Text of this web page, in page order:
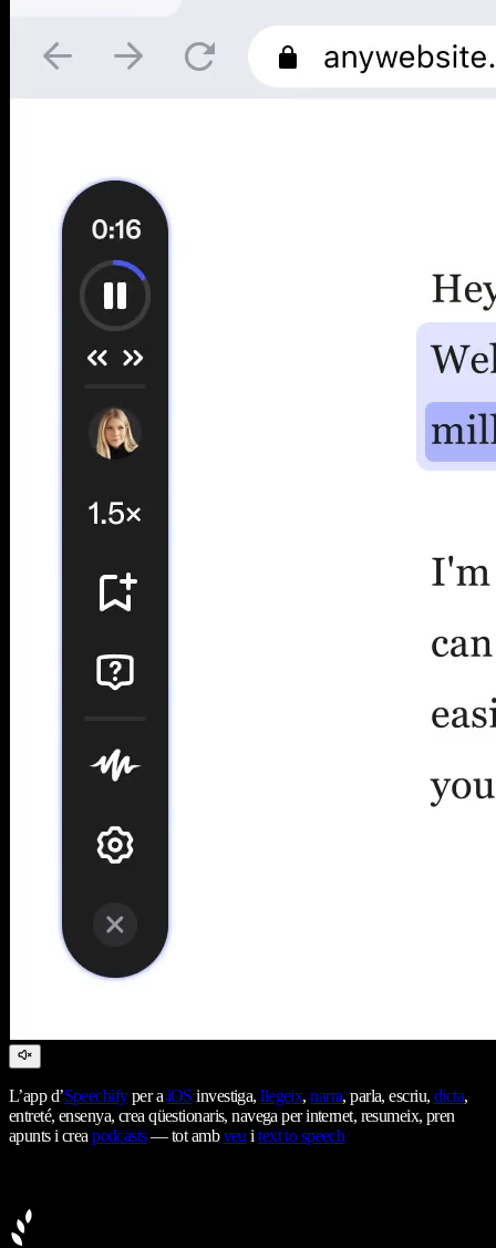
L’app d’Speechifyper aiOS investiga,llegeix,narra, parla, escriu, dicta,
entreté, ensenya, crea qüestionaris, navega per internet, resumeix, pren
apunts i creapodcasts— tot ambveuitext to speech